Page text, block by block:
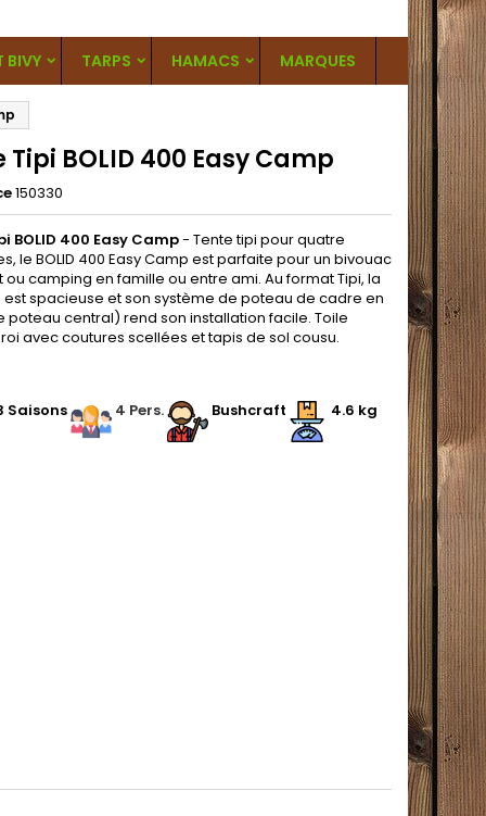
BIVY TARPS HAMACS MARQUES
Tipi BOLID 400 Easy Camp
150330
BOLID 400 Easy Camp- Tente tipi pour quatre
le BOLID 400 Easy Camp est parfaite pour un bivouac
ou camping en famille ou entre ami. Au format Tipi, la
est spacieuse et son système de poteau de cadre en
poteau central) rend son installation facile. Toile
avec coutures scellées et tapis de sol cousu.
Saisons
4 Pers. Bushcraft 4.6 kg